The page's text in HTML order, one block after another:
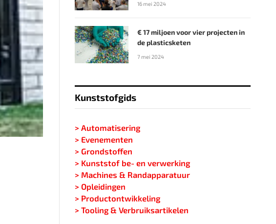
16 mei 2024
€ 17 miljoen voor vier projecten in
de plasticsketen
7 mei 2024
Kunststofgids
> Automatisering
> Evenementen
> Grondstoffen
> Kunststof be- en verwerking
> Machines & Randapparatuur
> Opleidingen
> Productontwikkeling
> Tooling & Verbruiksartikelen